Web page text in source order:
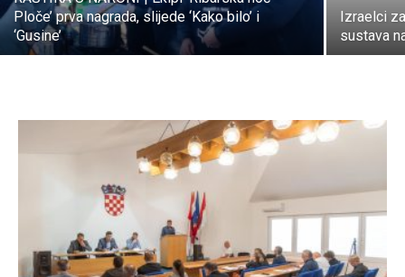
Ploče’ prva nagrada, slijede ‘Kako bilo’ i
‘Gusine’
Izraelci
sustava